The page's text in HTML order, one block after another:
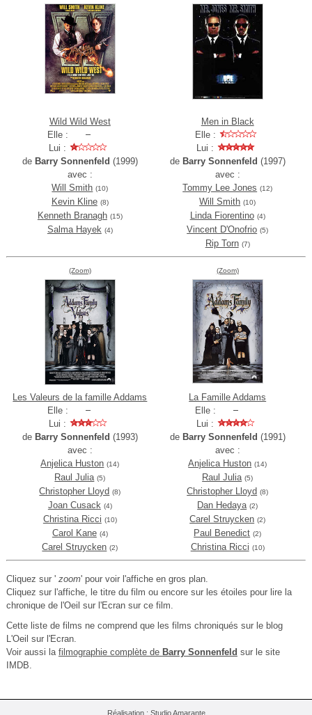
Wild Wild West
Elle :
Lui :
de Barry Sonnenfeld (1999)
avec :
Will Smith (10)
Kevin Kline (8)
Kenneth Branagh (15)
Salma Hayek (4)
Men in Black
Elle :
Lui :
de Barry Sonnenfeld (1997)
avec :
Tommy Lee Jones (12)
Will Smith (10)
Linda Fiorentino (4)
Vincent D'Onofrio (5)
Rip Torn (7)
(Zoom)
Les Valeurs de la famille Addams
Elle :
Lui :
de Barry Sonnenfeld (1993)
avec :
Anjelica Huston (14)
Raul Julia (5)
Christopher Lloyd (8)
Joan Cusack (4)
Christina Ricci (10)
Carol Kane (4)
Carel Struycken (2)
(Zoom)
La Famille Addams
Elle :
Lui :
de Barry Sonnenfeld (1991)
avec :
Anjelica Huston (14)
Raul Julia (5)
Christopher Lloyd (8)
Dan Hedaya (2)
Carel Struycken (2)
Paul Benedict (2)
Christina Ricci (10)
Cliquez sur ' zoom' pour voir l'affiche en gros plan.
Cliquez sur l'affiche, le titre du film ou encore sur les étoiles pour lire la
chronique de l'Oeil sur l'Ecran sur ce film.
Cette liste de films ne comprend que les films chroniqués sur le blog
L'Oeil sur l'Ecran.
Voir aussi la filmographie complète de Barry Sonnenfeld sur le site
IMDB.
Réalisation : Studio Amarante